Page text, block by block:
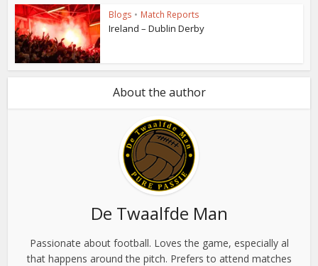
Blogs • Match Reports
Ireland – Dublin Derby
About the author
De Twaalfde Man
Passionate about football. Loves the game, especially al
that happens around the pitch. Prefers to attend matches